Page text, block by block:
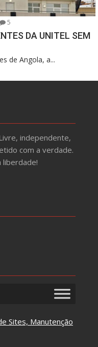
5
DA UNITEL SEM
de Angola, a...
independente,
com a verdade.
liberdade!
Sites, Manutenção